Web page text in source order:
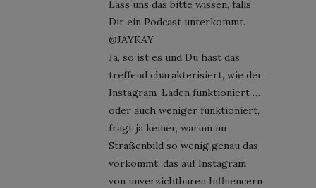
Lass uns das bitte wissen, falls
Dir ein Podcast unterkommt.
@JAYKAY
Ja, so ist es und Du hast das
treffend charakterisiert, wie der
Instagram-Laden funktioniert …
oder auch weniger funktioniert,
fragt ja keiner, warum im
Straßenbild so wenig genau das
vorkommt, das auf Instagram
von unverzichtbaren Influencern